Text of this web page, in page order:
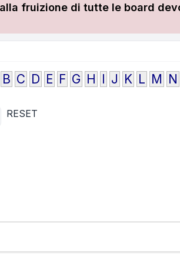
fruizione di tutte le board
B C D E F G H I J K L M N
RESET